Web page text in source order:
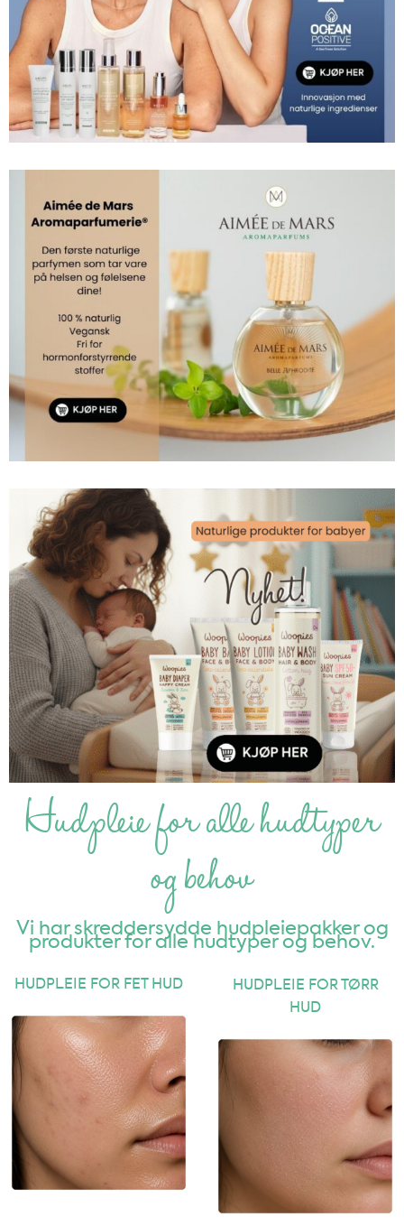
Hudpleie for alle hudtyper
og behov
Vi har skreddersydde hudpleiepakker og
produkter for alle hudtyper og behov.
HUDPLEIE FOR FET HUD
HUDPLEIE FOR TØRR
HUD